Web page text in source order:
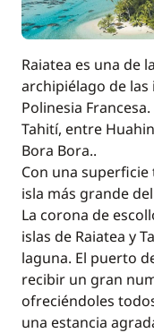
Raiatea es una de
archipiélago de las
Polinesia
Tahití, entre
Bora Bora..
Con una superficie
isla más grande
La corona de
islas de Raiatea y
laguna. El puerto
recibir un gran
ofreciéndoles
una estancia